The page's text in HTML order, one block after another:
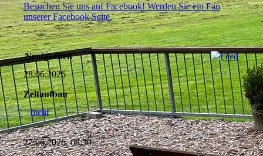
Besuchen Sie uns auf Facebook! Werden Sie ein Fan
unserer Facebook Seite.
Neuigkeiten
28.06.2026
Zeltaufbau
mehr
27.06.2026, 08:30